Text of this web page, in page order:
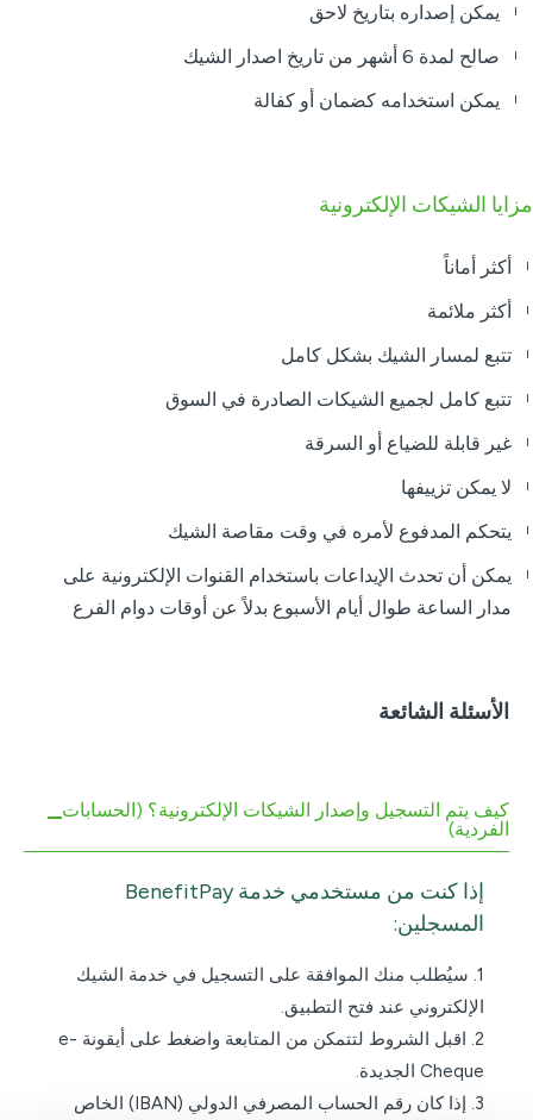
يمكن إصداره بتاريخ لاحق
صالح لمدة 6 أشهر من تاريخ اصدار الشيك
يمكن استخدامه كضمان أو كفالة
مزايا الشيكات الإلكترونية
أكثر أماناً
أكثر ملائمة
تتبع لمسار الشيك بشكل كامل
تتبع كامل لجميع الشيكات الصادرة في السوق
غير قابلة للضياع أو السرقة
لا يمكن تزييفها
يتحكم المدفوع لأمره في وقت مقاصة الشيك
يمكن أن تحدث الإيداعات باستخدام القنوات الإلكترونية على
مدار الساعة طوال أيام الأسبوع بدلاً عن أوقات دوام الفرع
الأسئلة الشائعة
كيف يتم التسجيل وإصدار الشيكات الإلكترونية؟ (الحسابات
الفردية)
إذا كنت من مستخدمي خدمة BenefitPay
المسجلين:
1. سيُطلب منك الموافقة على التسجيل في خدمة الشيك
الإلكتروني عند فتح التطبيق.
2. اقبل الشروط لتتمكن من المتابعة واضغط على أيقونة e-
Cheque الجديدة.
3. إذا كان رقم الحساب المصرفي الدولي (IBAN) الخاص